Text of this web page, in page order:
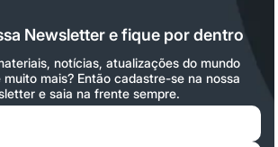
Newsletter e fique por dentro
notícias, atualizações do mundo
mais? Então cadastre-se na nossa
e saia na frente sempre.